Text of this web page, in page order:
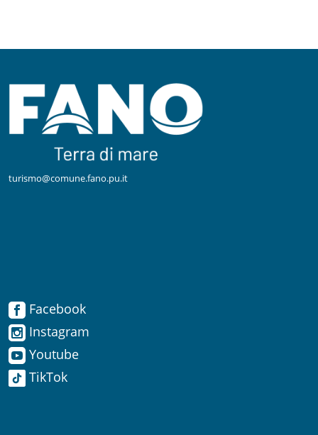
Instagram
Youtube
turismo@comune.fano.pu.it
Facebook
Instagram
Youtube
TikTok